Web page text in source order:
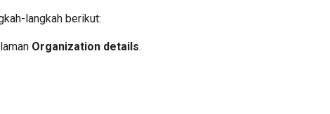
langkah berikut:
Organization details.